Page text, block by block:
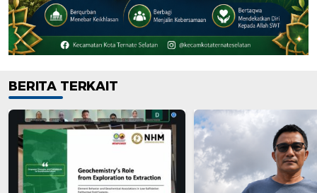
BERITA TERKAIT